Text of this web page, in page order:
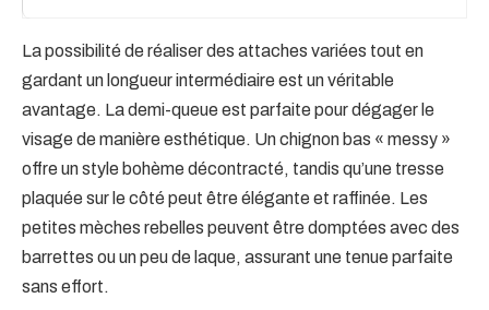
La possibilité de réaliser des attaches variées tout en
gardant un longueur intermédiaire est un véritable
avantage. La demi-queue est parfaite pour dégager le
visage de manière esthétique. Un chignon bas « messy »
offre un style bohème décontracté, tandis qu’une tresse
plaquée sur le côté peut être élégante et raffinée. Les
petites mèches rebelles peuvent être domptées avec des
barrettes ou un peu de laque, assurant une tenue parfaite
sans effort.